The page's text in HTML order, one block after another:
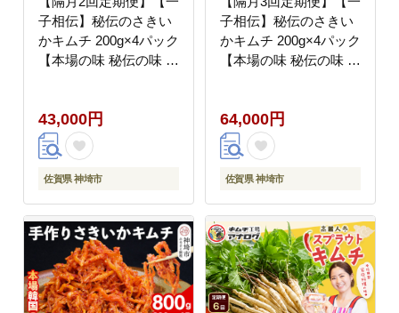
子相伝】秘伝のさきい
かキムチ 200g×4パック
【本場の味 秘伝の味 焼
43,000円
佐賀県 神埼市
子相伝】秘伝のさきい
かキムチ 200g×4パック
【本場の味 秘伝の味 焼
64,000円
佐賀県 神埼市